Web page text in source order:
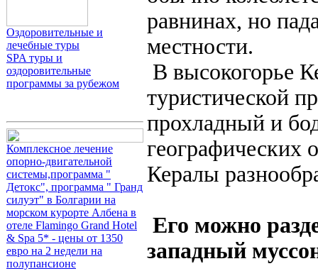
Оздоровительные и
лечебные туры
SPA туры и
оздоровительные
программы за рубежом
Комплексное лечение
опорно-двигательной
системы,программа "
Детокс", программа " Гранд
силуэт" в Болгарии на
морском курорте Албена в
отеле Flamingo Grand Hotel
& Spa 5* - цены от 1350
евро на 2 недели на
полупансионе
равнинах, но
местности.
В высокогорье
туристической
прохладный и
географических
Кералы
Его можно
западный